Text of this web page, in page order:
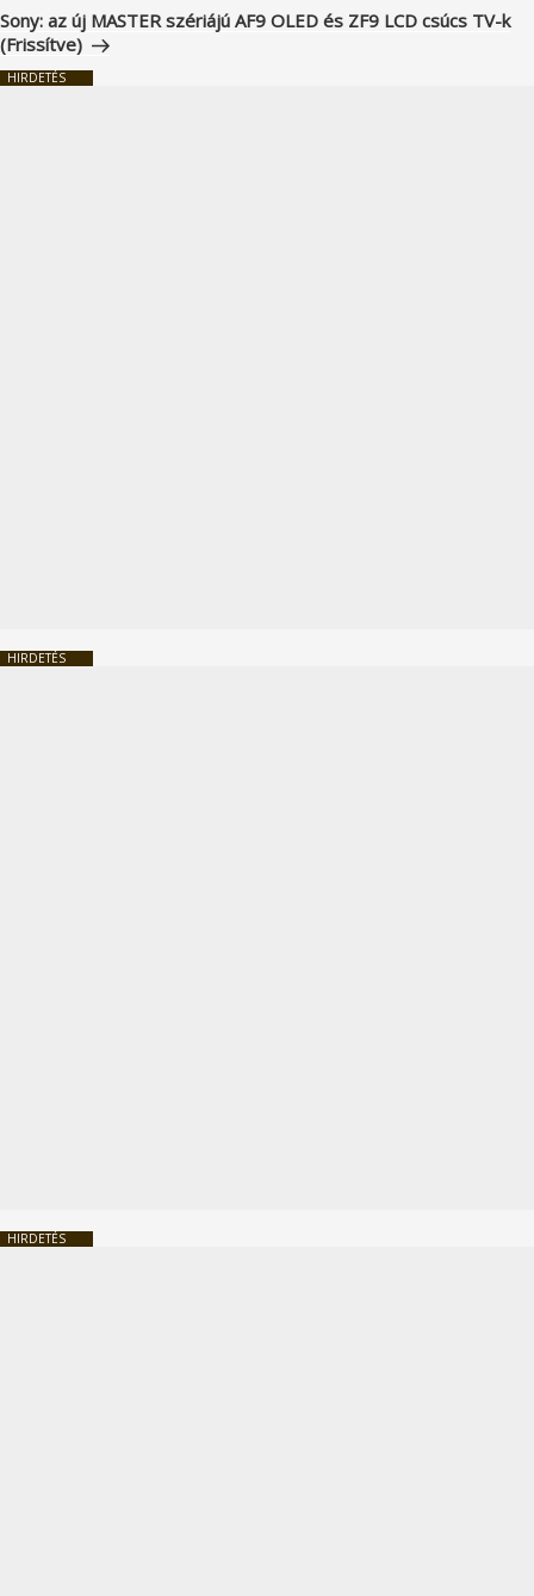
bejegyzés
Sony: az új MASTER szériájú AF9 OLED és ZF9 LCD csúcs TV-k
(Frissítve)
HIRDETÉS
HIRDETÉS
HIRDETÉS